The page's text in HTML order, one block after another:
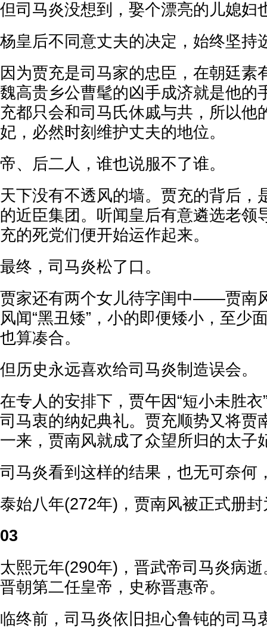
但司马炎没想到，娶个漂亮的儿媳妇
杨皇后不同意丈夫的决定，始终坚持
因为贾充是司马家的忠臣，在朝廷素
魏高贵乡公曹髦的凶手成济就是他的
充都只会和司马氏休戚与共，所以他
妃，必然时刻维护丈夫的地位。
帝、后二人，谁也说服不了谁。
天下没有不透风的墙。贾充的背后，
的近臣集团。听闻皇后有意遴选老领
充的死党们便开始运作起来。
最终，司马炎松了口。
贾家还有两个女儿待字闺中——贾南
风闻“黑丑矮”，小的即便矮小，至少
也算凑合。
但历史永远喜欢给司马炎制造误会。
在专人的安排下，贾午因“短小未胜
司马衷的纳妃典礼。贾充顺势又将贾
一来，贾南风就成了众望所归的太子
司马炎看到这样的结果，也无可奈何
泰始八年(272年)，贾南风被正式册
03
太熙元年(290年)，晋武帝司马炎病
晋朝第二任皇帝，史称晋惠帝。
临终前，司马炎依旧担心鲁钝的司马